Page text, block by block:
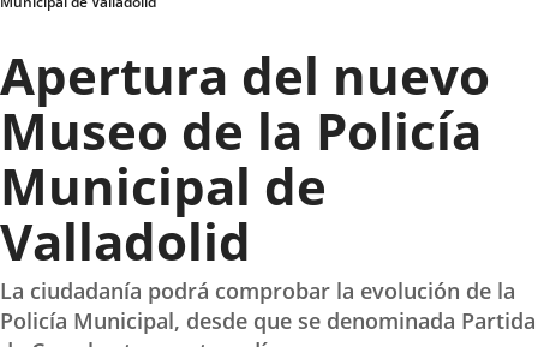
de
Valladolid
Apertura del nuevo
Museo de la Policía
Municipal de
Valladolid
La ciudadanía podrá comprobar la evolución de la
Policía Municipal, desde que se denominada Partida